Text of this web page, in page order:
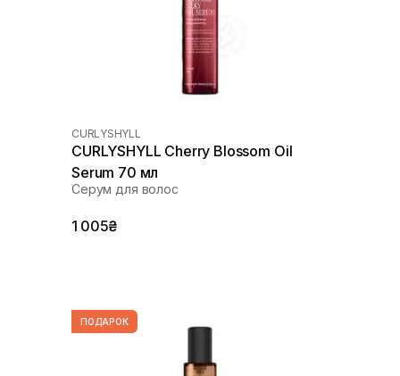
CURLYSHYLL
CURLYSHYLL Cherry Blossom Oil
Serum 70 мл
Серум для волос
1 005₴
ПОДАРОК